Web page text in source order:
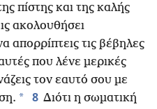
πίστης και της καλής
ακολουθήσει
απορρίπτεις τις βέβηλες
που λένε μερικές
τον εαυτό σου με
* 8 Διότι η σωματική